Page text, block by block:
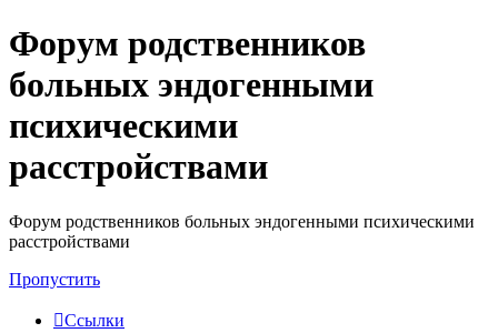
Регистрация
Форум родственников
больных эндогенными
психическими
расстройствами
Форум родственников больных эндогенными психическими
расстройствами
Пропустить
Ссылки